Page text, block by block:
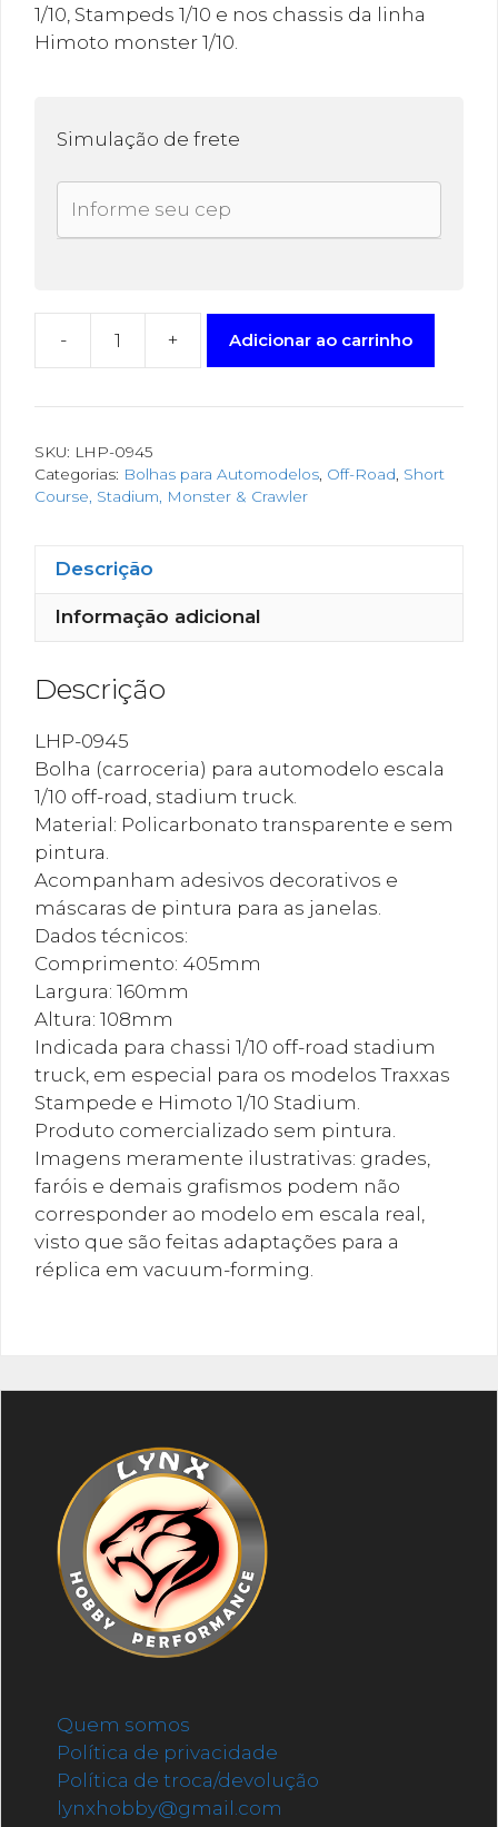
1/10, Stampeds 1/10 e nos chassis da linha
Himoto monster 1/10.
Simulação de frete
- + Adicionar ao carrinho
SKU: LHP-0945
Categorias: Bolhas para Automodelos Off-Road Short
Course, Stadium, Monster & Crawler
Descrição
Informação adicional
Descrição
LHP-0945
Bolha (carroceria) para automodelo escala
1/10 off-road, stadium truck.
Material: Policarbonato transparente e sem
pintura.
Acompanham adesivos decorativos e
máscaras de pintura para as janelas.
Dados técnicos:
Comprimento: 405mm
Largura: 160mm
Altura: 108mm
Indicada para chassi 1/10 off-road stadium
truck, em especial para os modelos Traxxas
Stampede e Himoto 1/10 Stadium.
Produto comercializado sem pintura.
Imagens meramente ilustrativas: grades,
faróis e demais grafismos podem não
corresponder ao modelo em escala real,
visto que são feitas adaptações para a
réplica em vacuum-forming.
Quem somos
Política de privacidade
Política de troca/devolução
lynxhobby@gmail.com